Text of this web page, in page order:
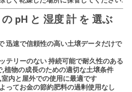
pH と 湿度 計 を 選ぶ
迅速で信頼性の高い土壌データだけで
テリーのない 持続可能で耐久性のある
,植物の成長のための適切な土壌条件
室内と屋外での使用に最適です
ってお金の節約肥料の過剰使用なし